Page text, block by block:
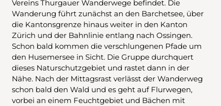
Vereins Thurgauer Wanderwege befindet. Die
Wanderung führt zunächst an den Barchetsee, über
die Kantonsgrenze hinaus weiter in den Kanton
Zürich und der Bahnlinie entlang nach Ossingen.
Schon bald kommen die verschlungenen Pfade um
den Husemersee in Sicht. Die Gruppe durchquert
dieses Naturschutzgebiet und rastet dann in der
Nähe. Nach der Mittagsrast verlässt der Wanderweg
schon bald den Wald und es geht auf Flurwegen,
vorbei an einem Feuchtgebiet und Bächen mit